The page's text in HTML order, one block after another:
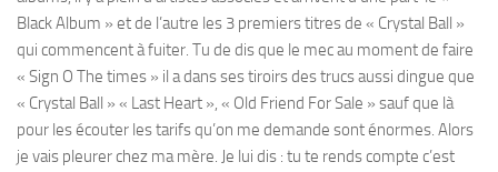
Black Album » et de l’autre les 3 premiers titres de « Crystal Ball »
qui commencent à fuiter. Tu de dis que le mec au moment de faire
« Sign O The times » il a dans ses tiroirs des trucs aussi dingue que
« Crystal Ball » « Last Heart », « Old Friend For Sale » sauf que là
pour les écouter les tarifs qu’on me demande sont énormes. Alors
je vais pleurer chez ma mère. Je lui dis : tu te rends compte c’est